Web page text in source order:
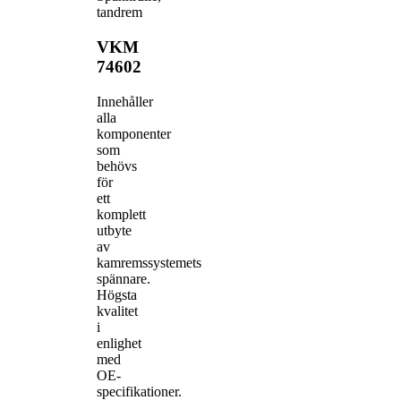
tandrem
VKM
74602
Innehåller
alla
komponenter
som
behövs
för
ett
komplett
utbyte
av
kamremssystemets
spännare.
Högsta
kvalitet
i
enlighet
med
OE-
specifikationer.